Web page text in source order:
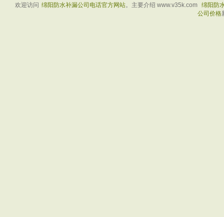
欢迎访问 绵阳防水补漏公司电话官方网站。主要介绍 www.v35k.com 绵阳防
公司价格